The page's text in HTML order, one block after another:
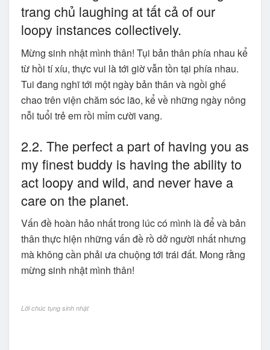
trang chủ laughing at tất cả of our
loopy instances collectively.
Mừng sinh nhật mình thân! Tụi bản thân phía nhau kể
từ hồi tí xíu, thực vui là tới giờ vẫn tồn tại phía nhau.
Tui đang nghĩ tới một ngày bản thân và ngồi ghế
chao trên viện chăm sóc lão, kể về những ngày nông
nỗi tuổi trẻ em rồi mỉm cười vang.
2.2. The perfect a part of having you as
my finest buddy is having the ability to
act loopy and wild, and never have a
care on the planet.
Vấn đề hoàn hảo nhất trong lúc có mình là để và bản
thân thực hiện những vấn đề rồ dở người nhất nhưng
mà không cần phải ưa chuộng tới trái đất. Mong rằng
mừng sinh nhật mình thân!
Lời chúc tụng sinh nhật